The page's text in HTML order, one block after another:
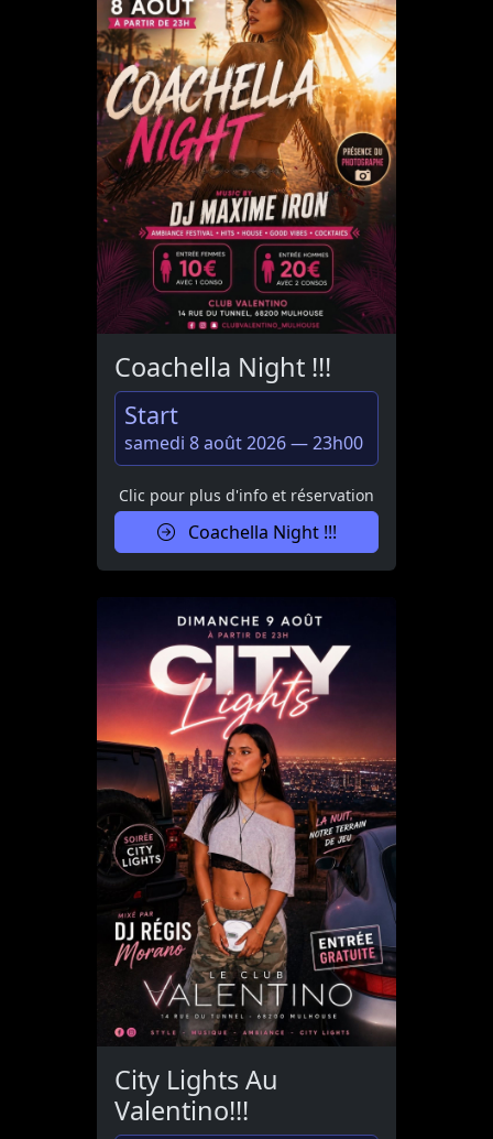
Coachella Night !!!
Start
samedi 8 août 2026 — 23h00
Clic pour plus d'info et réservation
Coachella Night !!!
City Lights Au
Valentino!!!